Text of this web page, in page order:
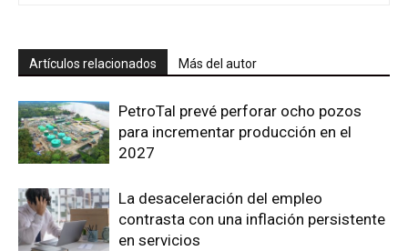
Artículos relacionados Más del autor
PetroTal prevé perforar ocho pozos
para incrementar producción en el
2027
La desaceleración del empleo
contrasta con una inflación persistente
en servicios